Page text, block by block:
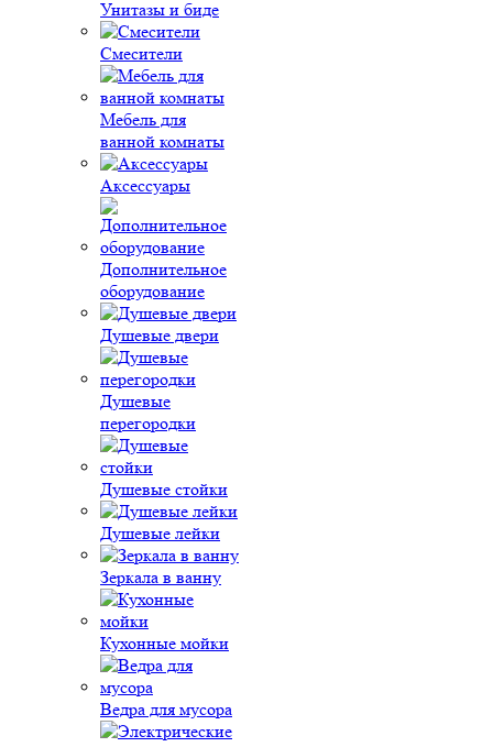
Унитазы и биде
Смесители
Мебель для
ванной комнаты
Аксессуары
Дополнительное
оборудование
Душевые двери
Душевые
перегородки
Душевые стойки
Душевые лейки
Зеркала в ванну
Кухонные мойки
Ведра для мусора